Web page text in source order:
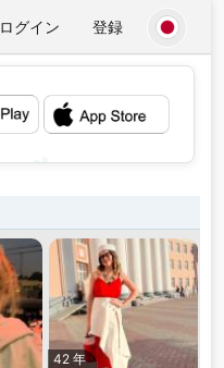
ログイン 登録
42 年